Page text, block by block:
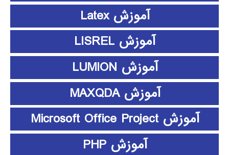
آموزش Latex
آموزش LISREL
آموزش LUMION
آموزش MAXQDA
آموزش Microsoft Office Project
آموزش PHP